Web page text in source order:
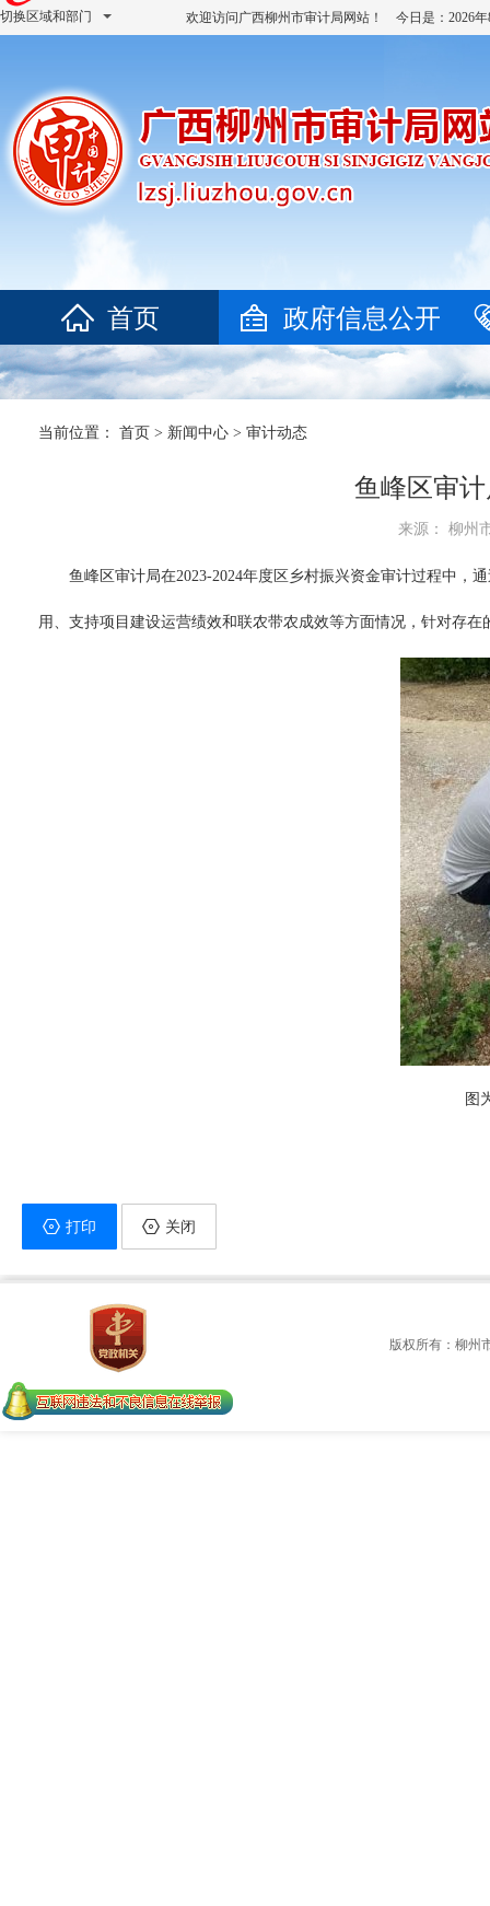
切换区域和部门 欢迎访问广西柳州市审计局网站！ 今日是： 2026
首页 政府信息公开
当前位置： 首页 > 新闻中心 > 审计动态
鱼峰区审
来源： 柳州
鱼峰区审计局在2023-2024年度区乡村振兴资金审计过程中，
用、支持项目建设运营绩效和联农带农成效等方面情况，针对存
图
打印 关闭
版权所有：柳州